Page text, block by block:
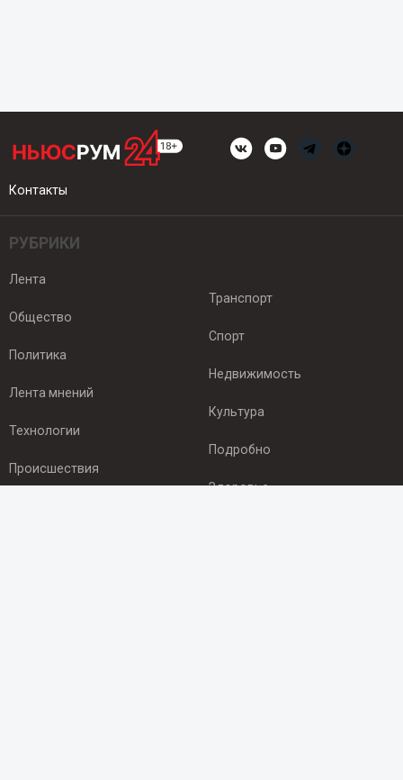
Контакты
РУБРИКИ
Лента
Общество
Политика
Лента мнений
Технологии
Происшествия
Транспорт
Спорт
Недвижимость
Культура
Подробно
Здоровье